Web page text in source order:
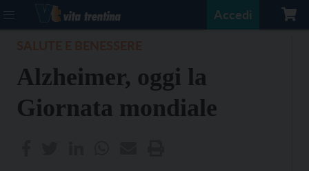
Accedi
Alzheimer, oggi la
Giornata mondiale